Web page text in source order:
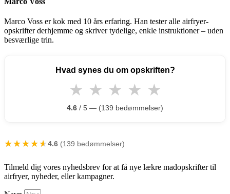
Marco Voss er kok med 10 års erfaring. Han tester alle airfryer-
opskrifter derhjemme og skriver tydelige, enkle instruktioner – uden
besværlige trin.
Hvad synes du om opskriften?
★ ★ ★ ★ ★
4.6 / 5 — (139 bedømmelser)
★★★★★
★★★★★4.6 (139 bedømmelser)
Tilmeld dig vores nyhedsbrev for at få nye lækre madopskrifter til
airfryer, nyheder, eller kampagner.